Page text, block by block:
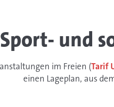
Sport- und
im Freien (Tarif
einen Lageplan, aus